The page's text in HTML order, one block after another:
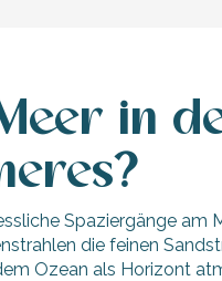
in
Spaziergänge am
die feinen
Ozean als Horizont